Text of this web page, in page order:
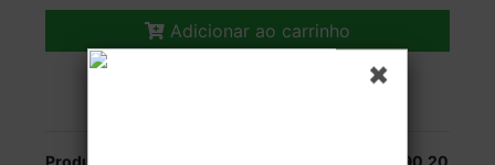
Adicionar ao carrinho
Veja as opções de entrega.